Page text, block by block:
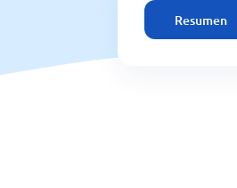
Resumen